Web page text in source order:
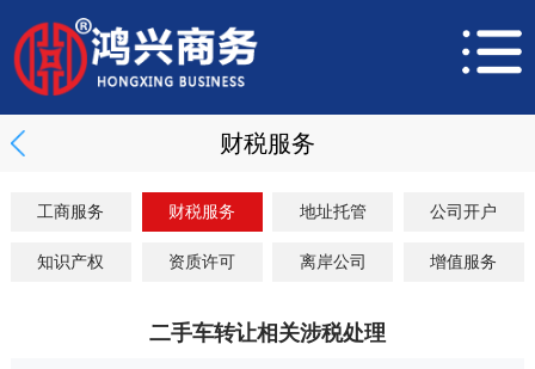
财税服务
工商服务 财税服务 地址托管 公司开户
知识产权 资质许可 离岸公司 增值服务
二手车转让相关涉税处理